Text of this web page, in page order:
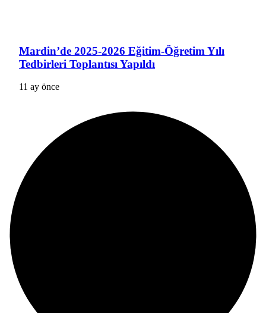
Mardin’de 2025-2026 Eğitim-Öğretim Yılı
Tedbirleri Toplantısı Yapıldı
11 ay önce